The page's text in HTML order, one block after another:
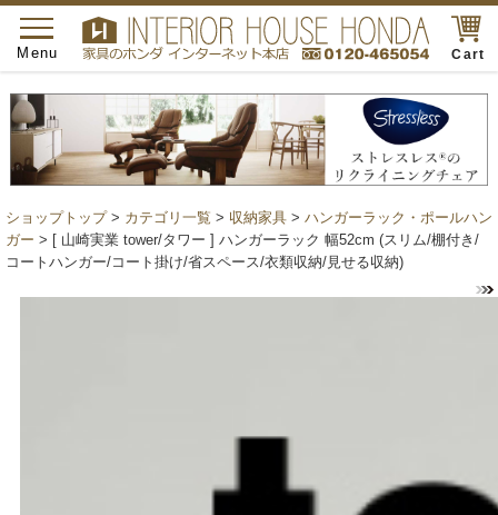
Cart
toggle
navigation
Menu
ショップトップ> カテゴリ一覧 > 収納家具 > ハンガーラック・ポールハン
ガー > [ 山崎実業 tower/タワー ] ハンガーラック 幅52cm (スリム/棚付き/
コートハンガー/コート掛け/省スペース/衣類収納/見せる収納)